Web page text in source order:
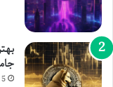
5 مرداد 05